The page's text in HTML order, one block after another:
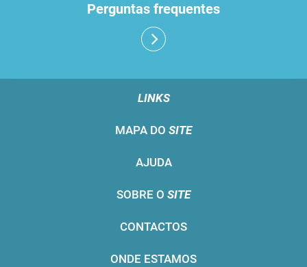
Perguntas frequentes
LINKS
MAPA DO SITE
AJUDA
SOBRE O SITE
CONTACTOS
ONDE ESTAMOS